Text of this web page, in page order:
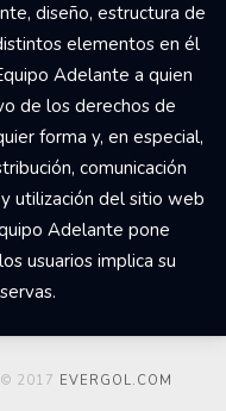
diseño, estructura de
elementos en él
Adelante a quien
de los derechos de
forma y, en especial,
comunicación
utilización del sitio web
Adelante pone
usuarios implica su
© 2017 EVERGOL.COM